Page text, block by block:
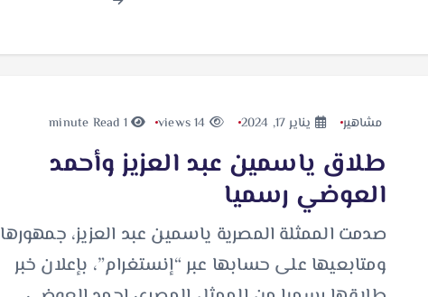
مشاهير يناير 17, 2024 1 minute Read
طلاق ياسمين عبد العزيز وأحمد
العوضي رسميا
صدمت الممثلة المصرية ياسمين عبد العزيز، جمهورها
ومتابعيها على حسابها عبر “إنستغرام”، بإعلان خبر